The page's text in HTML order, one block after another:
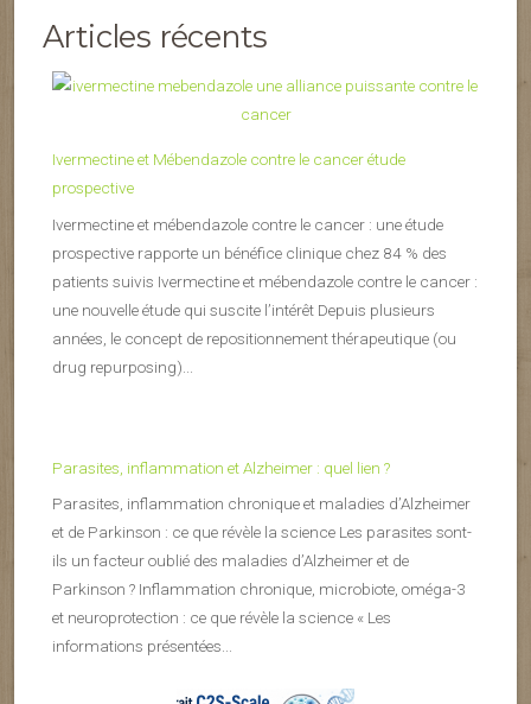
Articles récents
Ivermectine et Mébendazole contre le cancer étude
prospective
Ivermectine et mébendazole contre le cancer : une étude
prospective rapporte un bénéfice clinique chez 84 % des
patients suivis Ivermectine et mébendazole contre le cancer :
une nouvelle étude qui suscite l’intérêt Depuis plusieurs
années, le concept de repositionnement thérapeutique (ou
drug repurposing)...
Parasites, inflammation et Alzheimer : quel lien ?
Parasites, inflammation chronique et maladies d’Alzheimer
et de Parkinson : ce que révèle la science Les parasites sont-
ils un facteur oublié des maladies d’Alzheimer et de
Parkinson ? Inflammation chronique, microbiote, oméga-3
et neuroprotection : ce que révèle la science « Les
informations présentées...